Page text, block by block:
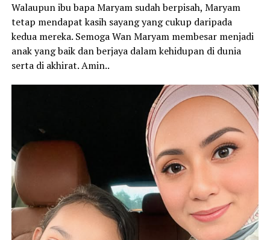
Walaupun ibu bapa Maryam sudah berpisah, Maryam
tetap mendapat kasih sayang yang cukup daripada
kedua mereka. Semoga Wan Maryam membesar menjadi
anak yang baik dan berjaya dalam kehidupan di dunia
serta di akhirat. Amin..